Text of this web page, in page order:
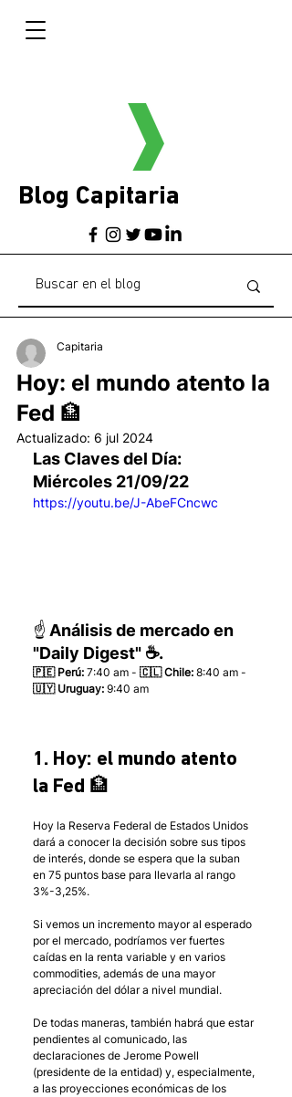
Blog Capitaria
Hoy: el mundo atento la
Fed 🏦
Capitaria
Actualizado: 6 jul 2024
Las Claves del Día:
Miércoles 21/09/22
https://youtu.be/J-AbeFCncwc
☝️ Análisis de mercado en
"Daily Digest" ☕.
🇵🇪 Perú: 7:40 am - 🇨🇱 Chile: 8:40 am -
🇺🇾 Uruguay: 9:40 am
1. Hoy: el mundo atento
la Fed 🏦
Hoy la Reserva Federal de Estados Unidos
dará a conocer la decisión sobre sus tipos
de interés, donde se espera que la suban
en 75 puntos base para llevarla al rango
3%-3,25%.
Si vemos un incremento mayor al esperado
por el mercado, podríamos ver fuertes
caídas en la renta variable y en varios
commodities, además de una mayor
apreciación del dólar a nivel mundial.
De todas maneras, también habrá que estar
pendientes al comunicado, las
declaraciones de Jerome Powell
(presidente de la entidad) y, especialmente,
a las proyecciones económicas de los